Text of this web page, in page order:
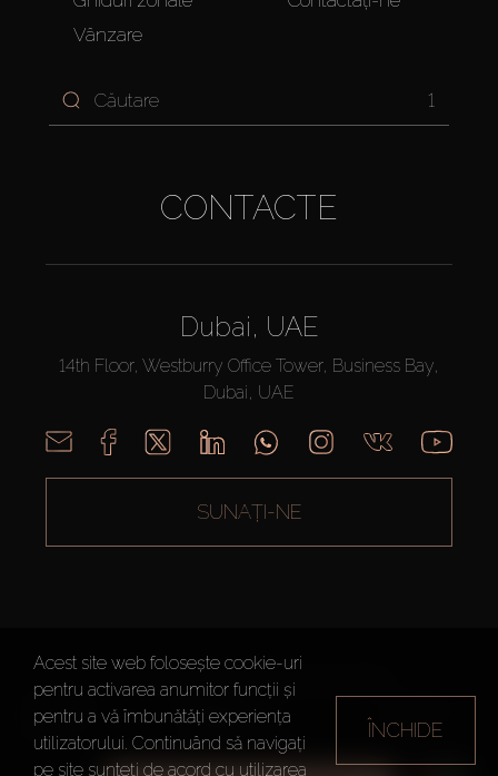
Vânzare
1
CONTACTE
Dubai, UAE
14th Floor, Westburry Office Tower, Business Bay,
Dubai, UAE
SUNAȚI-NE
AX CAPITAL ©2026 Toate drepturile rezervate
Termeni de
utilizare
Politica de
Confidențialitate
ului
Acest site web folosește cookie-uri
pentru activarea anumitor funcții și
pentru a vă îmbunătăți experiența
utilizatorului. Continuând să navigați
pe site sunteți de acord cu utilizarea
ÎNCHIDE